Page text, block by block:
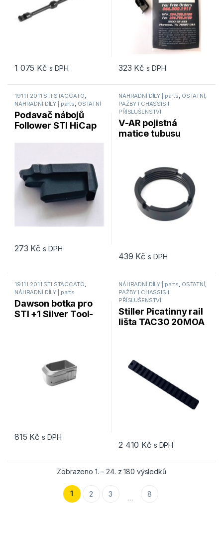
1 075 Kč s DPH 323 Kč s DPH
1911 I 2011 STI STACCATO
NÁHRADNÍ DÍLY | parts OSTATNÍ
Podavač nábojů
Follower STI HiCap
Competition
273 Kč s DPH
NÁHRADNÍ DÍLY | parts OSTATNÍ,
PAŽBY I CHASSIS I
PŘÍSLUŠENSTVÍ
V-AR pojistná
matice tubusu
439 Kč s DPH
1911 I 2011 STI STACCATO
NÁHRADNÍ DÍLY | parts
Dawson botka pro
STI +1 Silver Tool-
815 Kč s DPH
NÁHRADNÍ DÍLY | parts OSTATNÍ,
PAŽBY I CHASSIS I
PŘÍSLUŠENSTVÍ
Stiller Picatinny rail
lišta TAC30 20MOA
2 410 Kč s DPH
Zobrazeno 1. – 24. z 180 výsledkůSeřazeno od
1 2 3 … 8